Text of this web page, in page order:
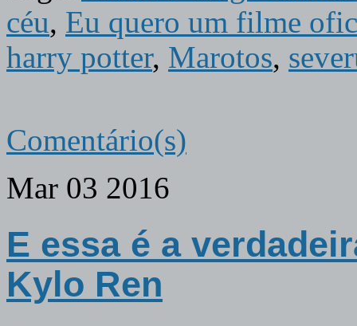
céu, Eu quero um filme
harry potter, Marotos,
Comentário(s)
Mar 03 2016
E essa é a
Kylo Ren